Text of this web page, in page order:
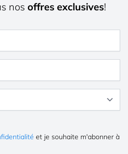
nos offres exclusives!
et je souhaite m'abonner à